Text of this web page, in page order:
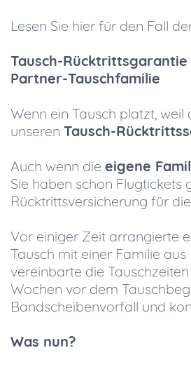
Lesen Sie hier für den Fall
Tausch-
Partner-Tauschfamilie
Wenn ein Tausch platzt, weil
unseren Tausch-
Auch wenn die eigene
Sie haben schon Flugtickets
Rücktrittsversicherung für
Vor einiger Zeit arrangierte
Tausch mit einer Familie
vereinbarte die
Wochen vor dem
Bandscheibenvorfall und
Was nun?